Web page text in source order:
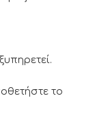
το